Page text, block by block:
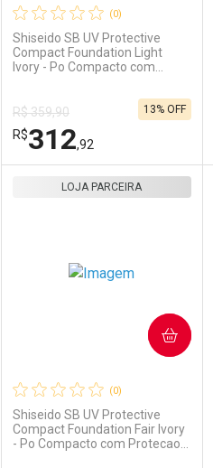
(0)
Shiseido SB UV Protective
Compact Foundation Light
Ivory - Po Compacto com
R$ 359,90
R$312,92
13% OFF
Ativar Desconto
(0)
Shiseido SB UV Protective
Compact Foundation Fair Ivory
- Po Compacto com Protecao
LOJA PARCEIRA
COMPRAR